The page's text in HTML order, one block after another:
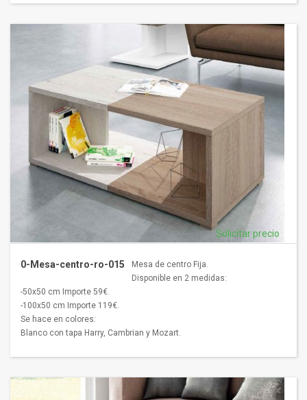
0-Mesa-centro-ro-015
Solicitar precio
Mesa de centro Fija.
Disponible en 2 medidas:
-50x50 cm Importe 59€.
-100x50 cm Importe 119€.
Se hace en colores:
Blanco con tapa Harry, Cambrian y Mozart.